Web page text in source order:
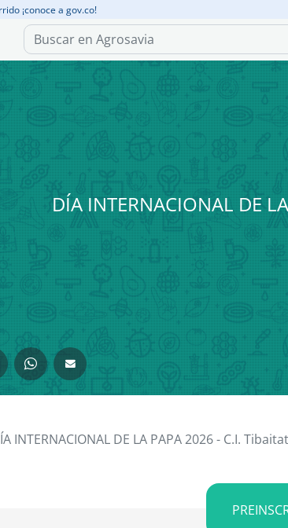
¡conoce a gov.co!
DÍA INTERNACIONAL DE
INTERNACIONAL DE LA PAPA 2026 - C.I.